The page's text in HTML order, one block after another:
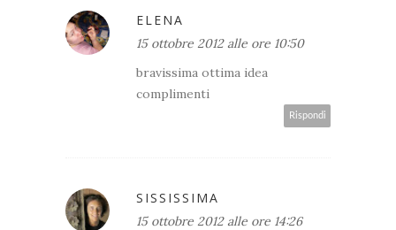
ELENA
15 ottobre 2012 alle ore 10:50
bravissima ottima idea
complimenti
Rispondi
SISSISSIMA
15 ottobre 2012 alle ore 14:26